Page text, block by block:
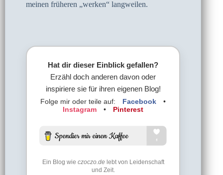
meinen früheren „werken“ langweilen.
Hat dir dieser Einblick gefallen?
Erzähl doch anderen davon oder
inspiriere sie für ihren eigenen Blog!
Folge mir oder teile auf: Facebook
•
Instagram
• Pinterest
Ein Blog wie czoczo.delebt von Leidenschaft
und Zeit.